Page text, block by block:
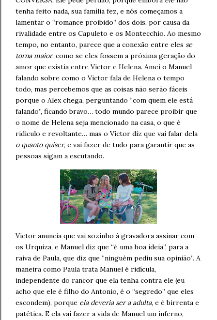
tenha feito nada, sua família fez, e nós começamos a
lamentar o “romance proibido” dos dois, por causa da
rivalidade entre os Capuleto e os Montecchio. Ao mesmo
tempo, no entanto, parece que a conexão entre eles se
torna maior, como se eles fossem a próxima geração do
amor que existia entre Victor e Helena. Amei o Manuel
falando sobre como o Victor fala de Helena o tempo
todo, mas percebemos que as coisas não serão fáceis
porque o Alex chega, perguntando “com quem ele está
falando”, ficando bravo… todo mundo parece proibir que
o nome de Helena seja mencionado na casa, o que é
ridículo e revoltante… mas o Victor diz que vai falar dela
o quanto quiser, e vai fazer de tudo para garantir que as
pessoas sigam a escutando.
Victor anuncia que vai sozinho à gravadora assinar com
os Urquiza, e Manuel diz que “é uma boa ideia”, para a
raiva de Paula, que diz que “ninguém pediu sua opinião”. A
maneira como Paula trata Manuel é ridícula,
independente do rancor que ela tenha contra ele (eu
acho que ele é filho do Antonio, é o “segredo” que eles
escondem), porque ela deveria ser a adulta, e é birrenta e
patética. E ela vai fazer a vida de Manuel um inferno,